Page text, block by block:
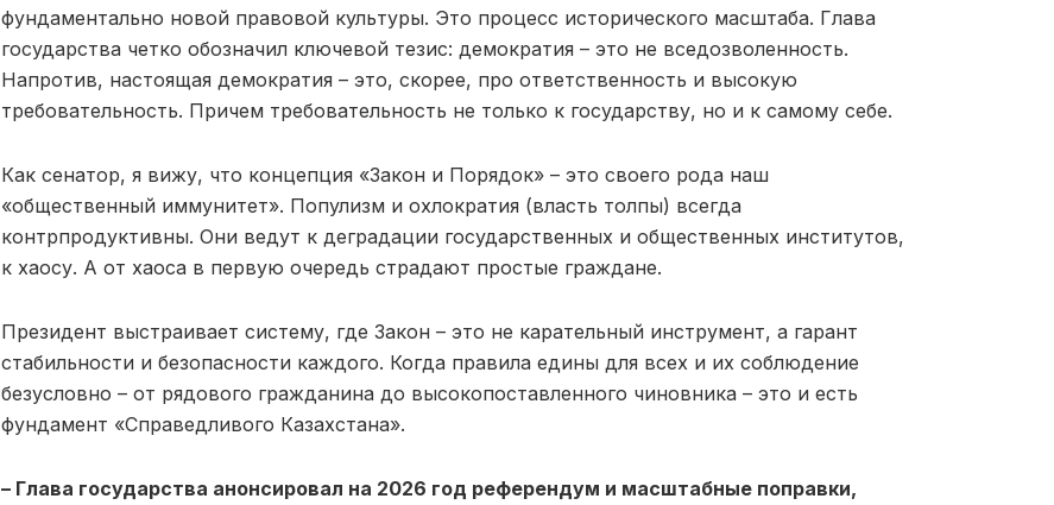
фундаментально новой правовой культуры. Это процесс исторического масштаба. Глава
государства четко обозначил ключевой тезис: демократия – это не вседозволенность.
Напротив, настоящая демократия – это, скорее, про ответственность и высокую
требовательность. Причем требовательность не только к государству, но и к самому себе.
Как сенатор, я вижу, что концепция «Закон и Порядок» – это своего рода наш
«общественный иммунитет». Популизм и охлократия (власть толпы) всегда
контрпродуктивны. Они ведут к деградации государственных и общественных институтов,
к хаосу. А от хаоса в первую очередь страдают простые граждане.
Президент выстраивает систему, где Закон – это не карательный инструмент, а гарант
стабильности и безопасности каждого. Когда правила едины для всех и их соблюдение
безусловно – от рядового гражданина до высокопоставленного чиновника – это и есть
фундамент «Справедливого Казахстана».
– Глава государства анонсировал на 2026 год референдум и масштабные поправки,